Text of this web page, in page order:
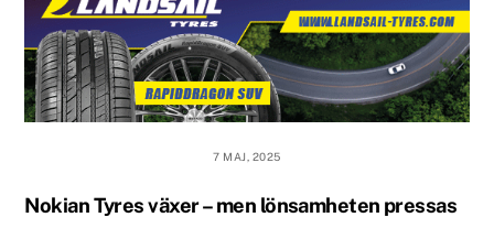
7 MAJ, 2025
Nokian Tyres växer – men lönsamheten pressas